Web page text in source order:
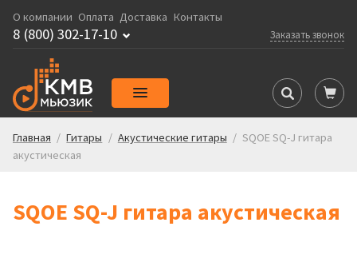
О компании Оплата Доставка Контакты
Заказать звонок
8 (800) 302-17-10
Главная / Гитары / Акустические гитары / SQOE SQ-J гитара
акустическая
SQOE SQ-J гитара акустическая